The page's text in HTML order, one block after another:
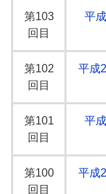
第103
回目
平
第102
回目
平成
第101
回目
平
第100
回目
平成